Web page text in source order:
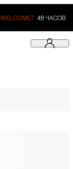
WELCOME7. 48 ЧАСОВ